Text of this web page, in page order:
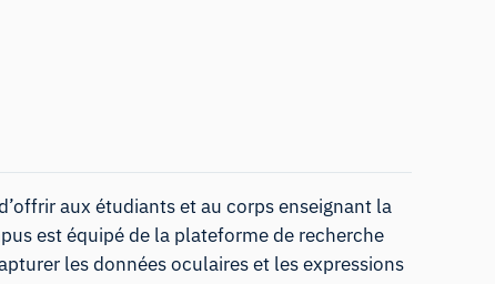
aux étudiants et au corps enseignant la
est équipé de la plateforme de recherche
les données oculaires et les expressions